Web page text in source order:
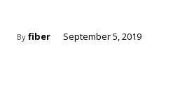
By fiber September 5, 2019